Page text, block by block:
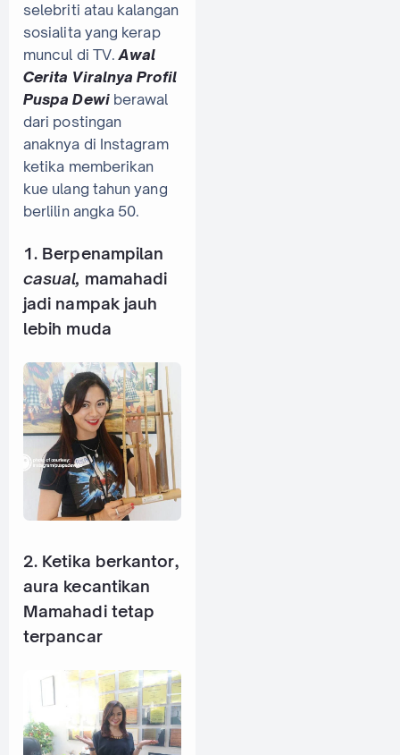
selebriti atau kalangan
sosialita yang kerap
muncul di TV.Awal
Cerita Viralnya Profil
Puspa Dewiberawal
dari postingan
anaknya di Instagram
ketika memberikan
kue ulang tahun yang
berlilin angka 50.
1. Berpenampilan
casual, mamahadi
jadi nampak jauh
lebih muda
2. Ketika berkantor,
aura kecantikan
Mamahadi tetap
terpancar